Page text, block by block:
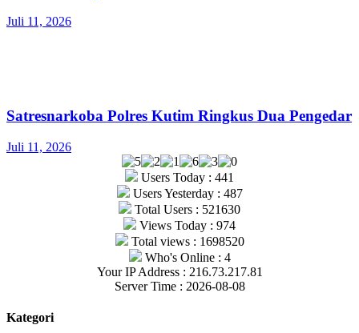
Juli 11, 2026
Satresnarkoba Polres Kutim Ringkus Dua Pengedar
Juli 11, 2026
Users Today : 441
Users Yesterday : 487
Total Users : 521630
Views Today : 974
Total views : 1698520
Who's Online : 4
Your IP Address : 216.73.217.81
Server Time : 2026-08-08
Kategori